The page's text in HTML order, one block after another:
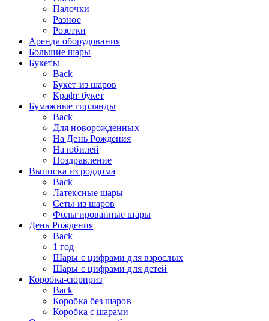
Палочки
Разное
Розетки
Аренда оборудования
Большие шары
Букеты
Back
Букет из шаров
Крафт букет
Бумажные гирлянды
Back
Для новорожденных
На День Рождения
На юбилей
Поздравление
Выписка из роддома
Back
Латексные шары
Сеты из шаров
Фольгированные шары
День Рождения
Back
1 год
Шары с цифрами для взрослых
Шары с цифрами для детей
Коробка-сюрприз
Back
Коробка без шаров
Коробка с шарами